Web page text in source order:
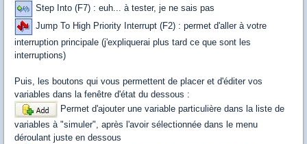
Step Into (F7) : euh... à tester, je ne sais pas
Jump To High Priority Interrupt (F2) : permet d'aller à votre
interruption principale (j'expliquerai plus tard ce que sont les
interruptions)
Puis, les boutons qui vous permettent de placer et d'éditer vos
variables dans la fenêtre d'état du dessous :
Permet d'ajouter une variable particulière dans la liste de
variables à "simuler", après l'avoir sélectionnée dans le menu
déroulant juste en dessous